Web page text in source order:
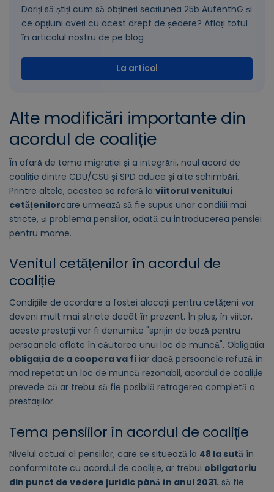
Doriți să știți cum să obțineți secțiunea 25b AufenthG și
ce opțiuni aveți cu acest drept de ședere? Aflați totul
în articolul nostru de pe blog
La articol
Alte modificări importante din
acordul de coaliție
În afară de tema migrației și a integrării, noul acord de
coaliție dintre CDU/CSU și SPD aduce și alte schimbări.
Printre altele, acestea se referă la viitorul venitului
cetățenilorcare urmează să fie supus unor condiții mai
stricte, și problema pensiilor, odată cu introducerea pensiei
pentru mame.
Venitul cetățenilor în acordul de
coaliție
Condițiile de acordare a fostei alocații pentru cetățeni vor
deveni mult mai stricte decât în prezent. În plus, în viitor,
aceste prestații vor fi denumite "sprijin de bază pentru
persoanele aflate în căutarea unui loc de muncă". Obligația
obligația de a coopera va fi iar dacă persoanele refuză în
mod repetat un loc de muncă rezonabil, acordul de coaliție
prevede că ar trebui să fie posibilă retragerea completă a
prestațiilor.
Tema pensiilor în acordul de coaliție
Nivelul actual al pensiilor, care se situează la 48 la sută în
conformitate cu acordul de coaliție, ar trebui obligatoriu
din punct de vedere juridic până în anul 2031. să fie